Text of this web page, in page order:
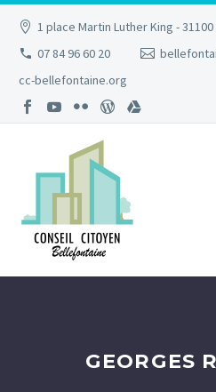
1 place Martin Luther King -
07 84 96 60 20
cc-bellefontaine.org
GEORGES